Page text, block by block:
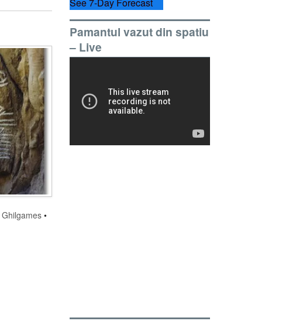
Ghilgames•
Pamantul vazut din spatiu
– Live